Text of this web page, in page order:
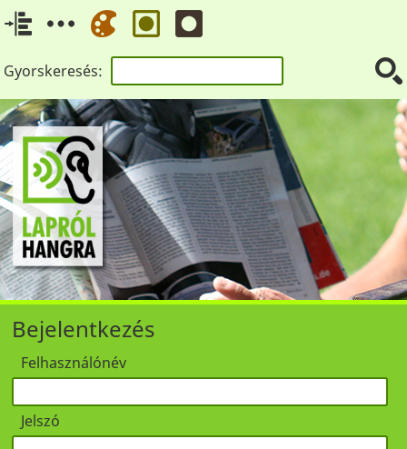
Gyorskeresés:
Bejelentkezés
Felhasználónév
Jelszó